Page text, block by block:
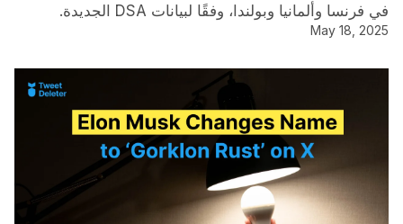
في فرنسا وألمانيا وبولندا، وفقًا لبيانات DSA الجديدة.
May 18, 2025